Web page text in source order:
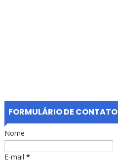
FORMULÁRIO DE CONTATO
Nome
E-mail *